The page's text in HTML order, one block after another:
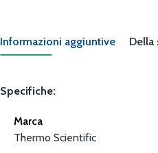
Informazioni aggiuntive Della
Specifiche:
Marca
Thermo Scientific